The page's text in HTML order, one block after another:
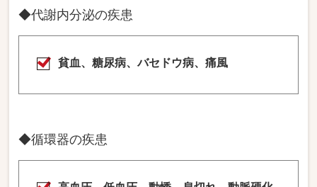
◆代謝内分泌の疾患
貧血、糖尿病、バセドウ病、痛風
◆循環器の疾患